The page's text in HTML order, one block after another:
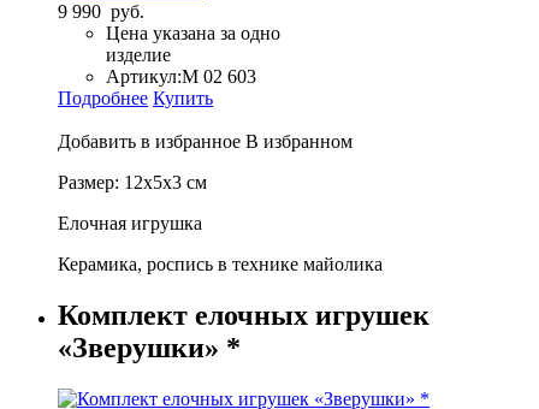
9 990 руб.
Цена указана за одно
изделие
Артикул:М 02 603
Подробнее Купить
Добавить в избранное В избранном
Размер: 12х5х3 см
Елочная игрушка
Керамика, роспись в технике майолика
Комплект елочных игрушек
«Зверушки» *